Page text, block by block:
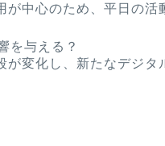
中心のため、平日の活
を与える？
変化し、新たなデジタ